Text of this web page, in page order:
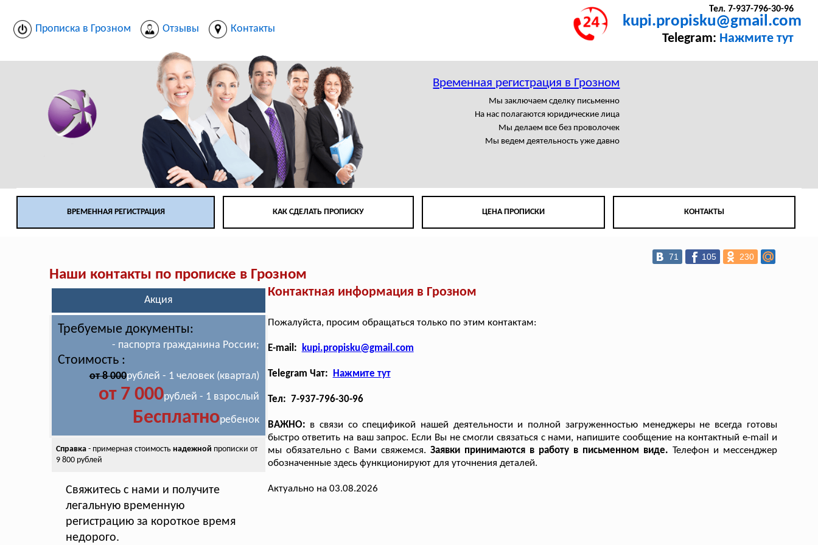
Прописка в Грозном Отзывы Контакты
Тел. 7-937-796-30-96
kupi.propisku@gmail.com
Telegram: Нажмите тут
Временная регистрация в Грозном
Мы заключаем сделку письменно
На нас полагаются юридические лица
Мы делаем все без проволочек
Мы ведем деятельность уже давно
ВРЕМЕННАЯ РЕГИСТРАЦИЯ КАК СДЕЛАТЬ ПРОПИСКУ ЦЕНА ПРОПИСКИ КОНТАКТЫ
71 105 230
Наши контакты по прописке в Грозном
Акция
Требуемые документы:
- паспорта гражданина России;
Стоимость :
от 8 000рублей - 1 человек (квартал)
от 7 000рублей - 1 взрослый
Бесплатноребенок
Справка- примерная стоимость надежной прописки от
9 800 рублей
Свяжитесь с нами и получите
легальную временную
регистрацию за короткое время
недорого.
Контактная информация в Грозном
Пожалуйста, просим обращаться только по этим контактам:
E-mail: kupi.propisku@gmail.com
Telegram Чат: Нажмите тут
Тел: 7-937-796-30-96
ВАЖНО: в связи со спецификой нашей деятельности и полной загруженностью менеджеры не всегда готовы
быстро ответить на ваш запрос. Если Вы не смогли связаться с нами, напишите сообщение на контактный e-mail и
мы обязательно с Вами свяжемся.Заявки принимаются в работу в письменном виде. Телефон и мессенджер
обозначенные здесь функционируют для уточнения деталей.
Актуально на 03.08.2026